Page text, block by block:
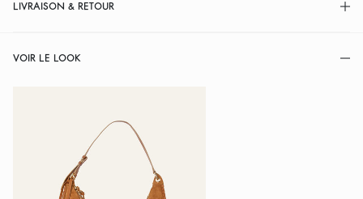
LIVRAISON & RETOUR
VOIR LE LOOK